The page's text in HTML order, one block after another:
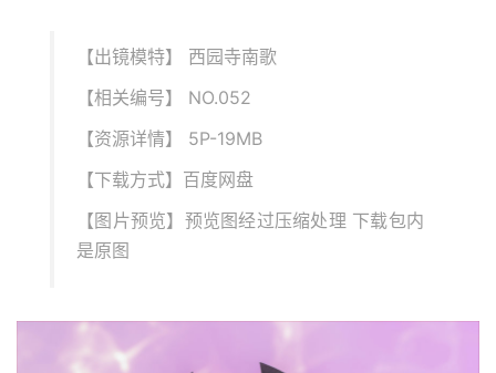
【出镜模特】 西园寺南歌
【相关编号】 NO.052
【资源详情】 5P-19MB
【下载方式】百度网盘
【图片预览】预览图经过压缩处理 下载包内
是原图